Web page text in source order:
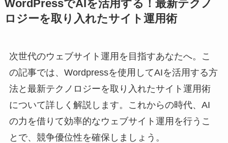
WordPressでAIを活用する！最新テクノ
ロジーを取り入れたサイト運用術
次世代のウェブサイト運用を目指すあなたへ。こ
の記事では、Wordpressを使用してAIを活用する方
法と最新テクノロジーを取り入れたサイト運用術
について詳しく解説します。これからの時代、AI
の力を借りて効率的なウェブサイト運用を行うこ
とで、競争優位性を確保しましょう。